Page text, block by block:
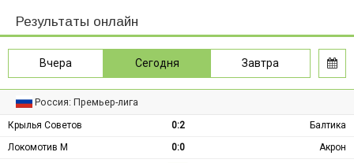
Результаты онлайн
Вчера Сегодня Завтра
Россия: Премьер-лига
Крылья Советов 0:2
Балтика
Локомотив М
0:0 Акрон